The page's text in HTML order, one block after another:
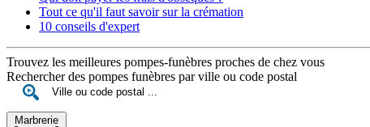
Tout ce qu'il faut savoir sur la crémation
10 conseils d'expert
Trouvez les meilleures pompes-funèbres proches de chez vous
Rechercher des pompes funèbres par ville ou code postal
Marbrerie